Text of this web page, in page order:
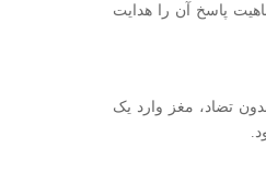
پاسخ آن را هدایت
تضاد، مغز وارد یک